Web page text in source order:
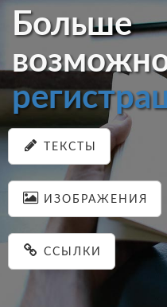
Больше
ТЕКСТЫ
ИЗОБРАЖЕНИЯ
ССЫЛКИ